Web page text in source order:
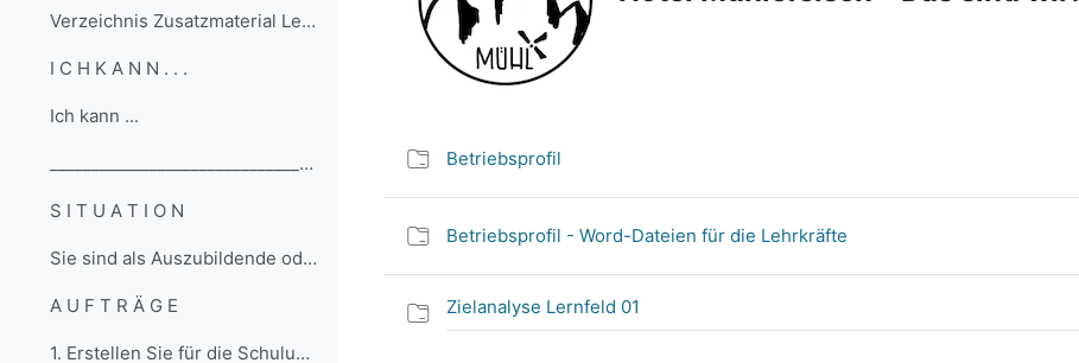
Verzeichnis Zusatzmaterial Lehrkraft
I C H K A N N . . .
Ich kann ...
__________________________________________________...
S I T U A T I O N
Sie sind als Auszubildende oder Auszubildender in ...
A U F T R Ä G E
1. Erstellen Sie für die Schulung eine Notiz zu Ko...
Betriebsprofil
Betriebsprofil - Word-Dateien für die Lehrkräfte
Zielanalyse Lernfeld 01